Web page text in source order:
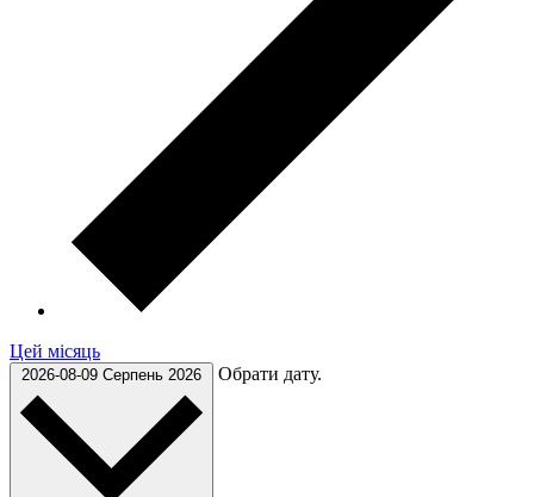
Цей місяць
2026-08-09 Серпень 2026 Обрати дату.